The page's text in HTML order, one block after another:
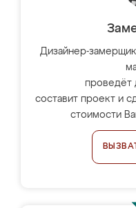
Дизайнер-
проведёт
составит проект и
стоимости